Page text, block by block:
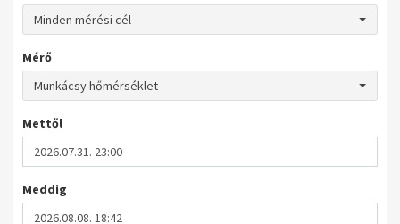
Minden mérési cél
Mérő
Munkácsy hőmérséklet
Mettől
Meddig